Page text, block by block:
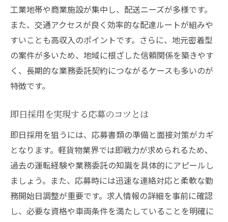
愛知県西尾市における今後の需要予測
高単価案件の動向と配達エリアの特徴
即日採用がもたらすキャリア形成の利点
配達ドライバーとしての将来設計のコツ
高収入を生む業務委託ドライバーの工夫
業務委託契約で収益を増やす交渉術
配達効率アップのための独自ルール
即日採用後に安定収入へつなげる方法
ドライバー同士の情報共有が生む効果
軽貨物で安定収入を実現するためのポイント
安定収入を目指す軽貨物ドライバーの心得
工業地帯や商業施設が集中し、配送ニーズが多様です。
また、交通アクセスが良く効率的な配達ルートが組みや
すいことも高収入のポイントです。さらに、地元密着型
の案件が多いため、地域に根ざした信頼関係を築きやす
く、長期的な業務委託契約につながるケースも多いのが
特徴です。
即日採用を実現する応募のコツとは
即日採用を狙うには、応募書類の準備と面接対策がカギ
となります。軽貨物業界では即戦力が求められるため、
過去の運転経験や業務委託の知識を具体的にアピールし
ましょう。また、応募時には迅速な連絡対応と柔軟な勤
務開始日調整が重要です。求人情報の詳細を事前に確認
し、必要な資格や車両条件を満たしていることを明確に